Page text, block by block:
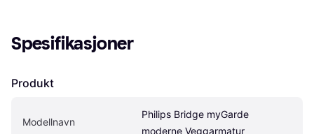
Spesifikasjoner
Produkt
Modellnavn
Philips Bridge myGarde
moderne Veggarmatur